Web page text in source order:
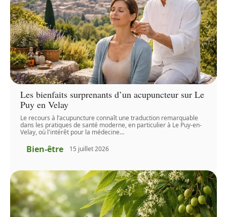
Les bienfaits surprenants d’un acupuncteur sur Le
Puy en Velay
Le recours à l’acupuncture connaît une traduction remarquable
dans les pratiques de santé moderne, en particulier à Le Puy-en-
Velay, où l'intérêt pour la médecine…
Bien-être 15 juillet 2026